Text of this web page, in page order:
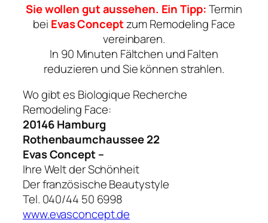
Sie wollen gut aussehen. Ein Tipp:Termin
bei Evas Conceptzum Remodeling Face
vereinbaren.
In 90 Minuten Fältchen und Falten
reduzieren und Sie können strahlen.
Wo gibt es Biologique Recherche
Remodeling Face:
20146 Hamburg
Rothenbaumchaussee 22
Evas Concept –
Ihre Welt der Schönheit
Der französische Beautystyle
Tel. 040/44 50 6998
www.evasconcept.de